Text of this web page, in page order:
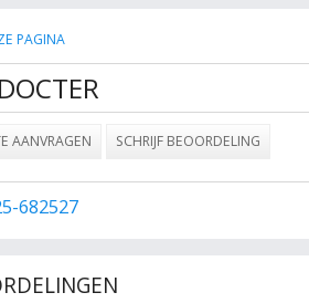
PAGINA
AANVRAGEN SCHRIJF BEOORDELING
682527